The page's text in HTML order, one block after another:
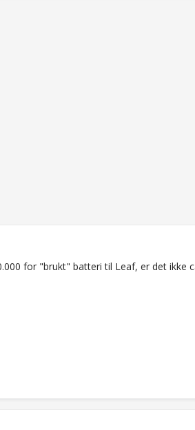
for "brukt" batteri til Leaf, er det ikke